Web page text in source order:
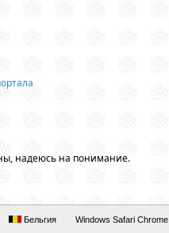
надеюсь на понимание.
Windows Safari Chrome
Бельгия